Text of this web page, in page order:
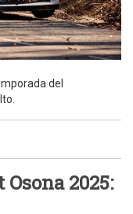
del
2025: